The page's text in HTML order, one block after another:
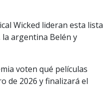
Wicked lideran esta lista
la argentina Belén y
voten qué películas
de 2026 y finalizará el